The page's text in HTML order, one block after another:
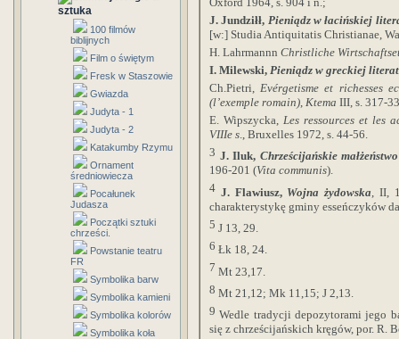
sztuka
100 filmów
biblijnych
Film o świętym
Fresk w Staszowie
Gwiazda
Judyta - 1
Judyta - 2
Katakumby Rzymu
Ornament
średniowiecza
Pocałunek
Judasza
Początki sztuki
chrześci.
Powstanie teatru
FR
Symbolika barw
Symbolika kamieni
Symbolika kolorów
Symbolika koła
J. Jundziłł, Pieniądz w łacińskiej
[w:] Studia Antiquitatis Christianae,
H. Lahrmannn Christliche
I. Milewski, Pieniądz w greckiej
Ch.Pietri,Evérgetisme et richesses
(l’exemple romain), Ktema III, s. 317-
E. Wipszycka, Les ressources et les
VIIIe s., Bruxelles 1972, s. 44-56.
3 J. Iluk, Chrześcijańskie
196-201 (Vita communis).
4 J. Flawiusz, Wojna żydowska , II,
charakterystykę gminy esseńczyków
5 J 13, 29.
6 Łk 18, 24.
7 Mt 23,17.
8 Mt 21,12; Mk 11,15; J 2,13.
9 Wedle tradycji depozytorami jego
się z chrześcijańskich kręgów, por. R.